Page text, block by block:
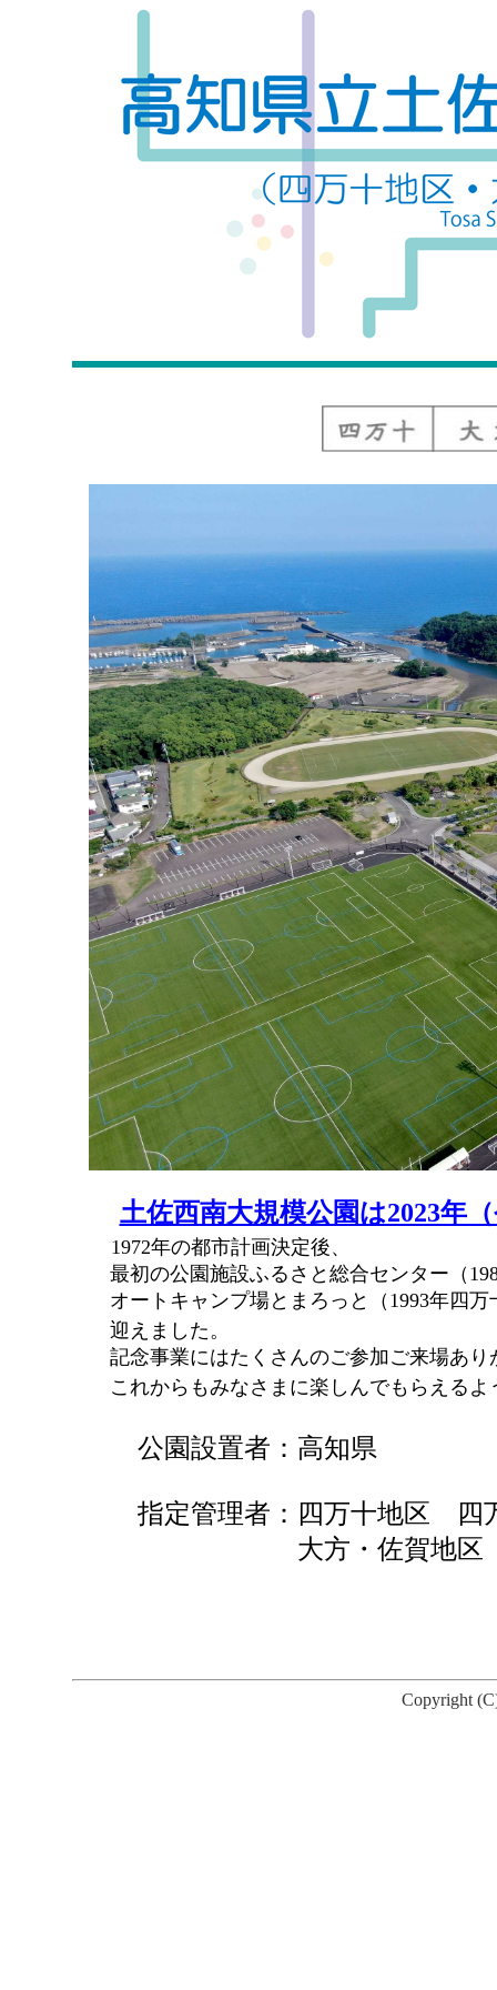
土佐西南大規模公園は2023年
1972年の都市計画決定後、
最初の公園施設ふるさと総合センター （
オートキャンプ場とまろっと（1993年四
迎えました。
記念事業にはたくさんのご参加ご来場あ
これからもみなさまに楽しんでもらえるよ
公園設置者：高知県
指定管理者：四万十地区 四
大方・佐賀地区 特定非
Copyright